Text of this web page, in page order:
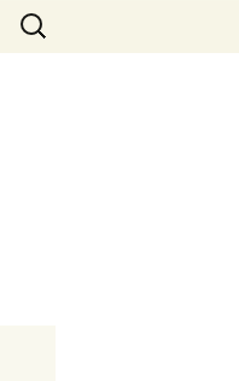
Suchen
nach: